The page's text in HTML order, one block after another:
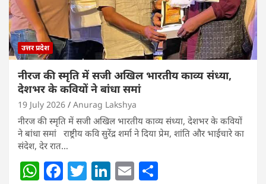
k
उत्तर प्रदेश
नीरज की स्मृति में सजी अखिल भारतीय काव्य संध्या,
देशभर के कवियों ने बांधा समां
19 July 2026 Anurag Lakshya
नीरज की स्मृति में सजी अखिल भारतीय काव्य संध्या, देशभर के कवियों
ने बांधा समां राष्ट्रीय कवि सुरेंद्र शर्मा ने दिया प्रेम, शांति और भाईचारे का
संदेश, देर रात…
W F T Li E